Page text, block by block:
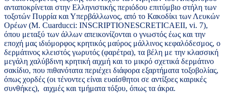
ανταποκρίνεται στην Ελληνιστικής περιόδου επιτύμβιο στήλη των
τοξοτών Πυρρία και Υπερβάλλωνος, από το Κακοδίκι των Λευκών
Ορέων (M. Cuarducci: ΙNSCRIPTIONESCRETICAEII, vi. 7),
όπου μεταξύ των άλλων απεικονίζονται ο γνωστός έως και την
εποχή μας ιδιόμορφος κρητικός μαύρος μάλλινος κεφαλόδεσμος, ο
δερμάτινος κλειστός γωρυτός (φαρέτρα), τα βέλη με την κλασσική
μεγάλη χαλύβδινη κρητική αιχμή και το μικρό σχετικά δερμάτινο
σακίδιο, που πιθανότατα περιέχει διάφορα εξαρτήματα τοξοβολίας,
όπως χορδές (οι τένοντες είναι ευαίσθητοι σε αντίξοες καιρικές
συνθήκες), αιχμές και τμήματα τόξου, όπως τα άκρα.